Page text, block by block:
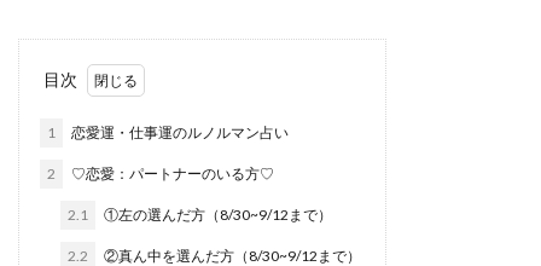
目次
1 恋愛運・仕事運のルノルマン占い
2 ♡恋愛：パートナーのいる方♡
2.1 ①左の選んだ方（8/30~9/12まで）
2.2 ②真ん中を選んだ方（8/30~9/12まで）